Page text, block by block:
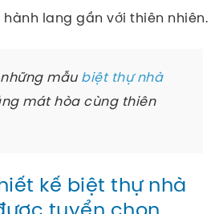
hành lang gần với thiên nhiên.
mẫu biệt thự nhà
mát hòa cùng thiên
kế biệt thự nhà